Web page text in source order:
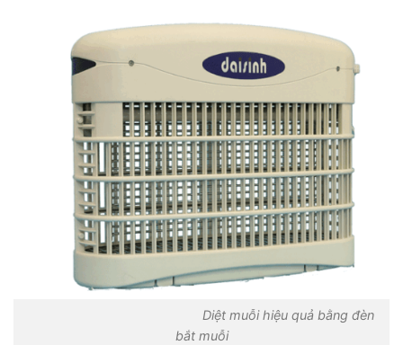
Diệt muỗi hiệu quả bằng đèn
bắt muỗi